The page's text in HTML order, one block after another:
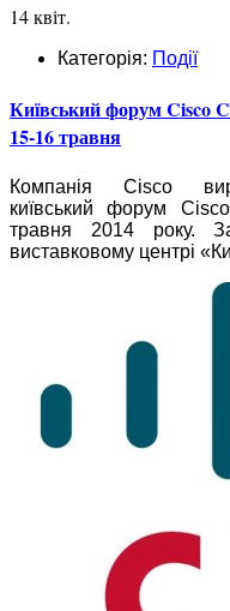
14 квіт.
Категорія: Події
Київський форум Cisco
15-16 травня
Компанія Cisco
київський форум
травня 2014 року.
виставковому центрі